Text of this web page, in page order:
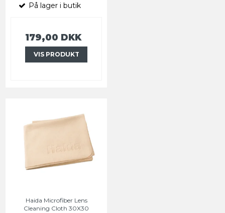
På lager i butik
179,00 DKK
VIS PRODUKT
Haida Microfiber Lens
Cleaning Cloth 30X30